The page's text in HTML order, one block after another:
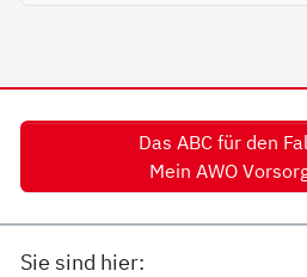
Das ABC für den
Mein AWO
Sie sind hier: